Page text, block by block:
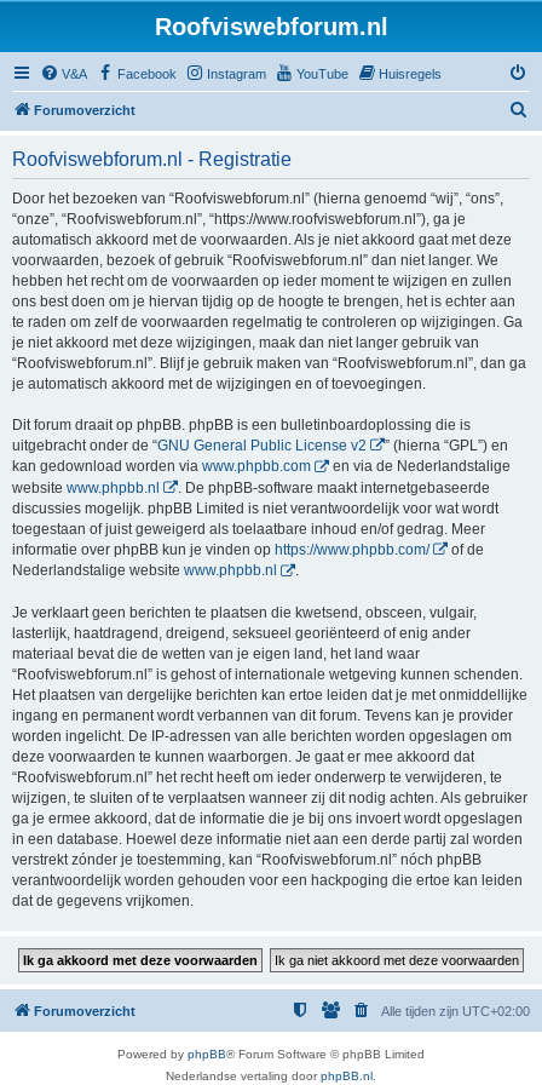
Roofviswebforum.nl
V&A Facebook Instagram YouTube Huisregels
Forumoverzicht
Roofviswebforum.nl - Registratie
Door het bezoeken van “Roofviswebforum.nl” (hierna genoemd “wij”, “ons”,
“onze”, “Roofviswebforum.nl”, “https://www.roofviswebforum.nl”), ga je
automatisch akkoord met de voorwaarden. Als je niet akkoord gaat met deze
voorwaarden, bezoek of gebruik “Roofviswebforum.nl” dan niet langer. We
hebben het recht om de voorwaarden op ieder moment te wijzigen en zullen
ons best doen om je hiervan tijdig op de hoogte te brengen, het is echter aan
te raden om zelf de voorwaarden regelmatig te controleren op wijzigingen. Ga
je niet akkoord met deze wijzigingen, maak dan niet langer gebruik van
“Roofviswebforum.nl”. Blijf je gebruik maken van “Roofviswebforum.nl”, dan ga
je automatisch akkoord met de wijzigingen en of toevoegingen.
Dit forum draait op phpBB. phpBB is een bulletinboardoplossing die is
uitgebracht onder de “GNU General Public License v2
” (hierna “GPL”) en
kan gedownload worden via www.phpbb.com
en via de Nederlandstalige
website www.phpbb.nl
. De phpBB-software maakt internetgebaseerde
discussies mogelijk. phpBB Limited is niet verantwoordelijk voor wat wordt
toegestaan of juist geweigerd als toelaatbare inhoud en/of gedrag. Meer
informatie over phpBB kun je vinden op https://www.phpbb.com/
of de
Nederlandstalige website www.phpbb.nl .
Je verklaart geen berichten te plaatsen die kwetsend, obsceen, vulgair,
lasterlijk, haatdragend, dreigend, seksueel georiënteerd of enig ander
materiaal bevat die de wetten van je eigen land, het land waar
“Roofviswebforum.nl” is gehost of internationale wetgeving kunnen schenden.
Het plaatsen van dergelijke berichten kan ertoe leiden dat je met onmiddellijke
ingang en permanent wordt verbannen van dit forum. Tevens kan je provider
worden ingelicht. De IP-adressen van alle berichten worden opgeslagen om
deze voorwaarden te kunnen waarborgen. Je gaat er mee akkoord dat
“Roofviswebforum.nl” het recht heeft om ieder onderwerp te verwijderen, te
wijzigen, te sluiten of te verplaatsen wanneer zij dit nodig achten. Als gebruiker
ga je ermee akkoord, dat de informatie die je bij ons invoert wordt opgeslagen
in een database. Hoewel deze informatie niet aan een derde partij zal worden
verstrekt zónder je toestemming, kan “Roofviswebforum.nl” nóch phpBB
verantwoordelijk worden gehouden voor een hackpoging die ertoe kan leiden
dat de gegevens vrijkomen.
Forumoverzicht Alle tijden zijn UTC+02:00
Powered by phpBB® Forum Software © phpBB Limited
Nederlandse vertaling doorphpBB.nl